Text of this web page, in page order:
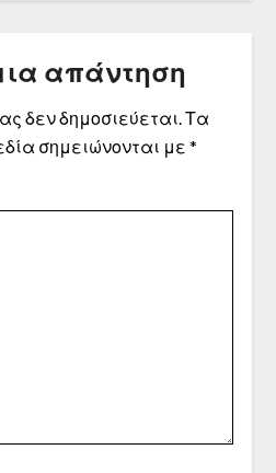
απάντηση
δεν δημοσιεύεται.Τα
σημειώνονται με *